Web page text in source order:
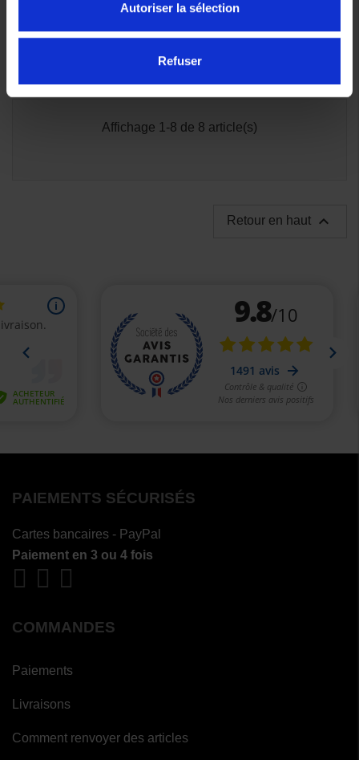
Autoriser la sélection
Refuser
Affichage 1-8 de 8 article(s)
Retour en haut 
PAIEMENTS SÉCURISÉS
Cartes bancaires - PayPal
Paiement en 3 ou 4 fois
COMMANDES
Paiements
Livraisons
Comment renvoyer des articles